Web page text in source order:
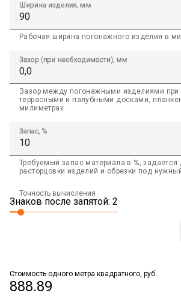
Ширина изделия, мм
Рабочая ширина погонажного изделия в
Зазор (при необходимости), мм
Зазор между погонажными изделиями при
террасными и палубными досками,
милиметрах
Запас, %
Требуемый запас материала в %, задается
расторцовки изделий и обрезки под
Точность вычисления
Знаков после запятой: 2
Стоимость одного метра квадратного, руб.
888.89